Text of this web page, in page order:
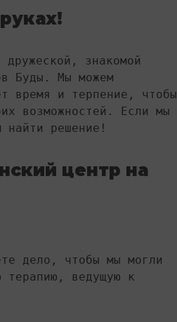
дружеской, знакомой
Буды. Мы можем
время и терпение, чтобы
возможностей. Если мы
решение!
центр на
дело, чтобы мы могли
терапию, ведущую к